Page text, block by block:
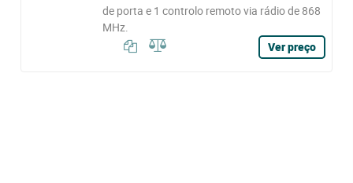
de porta e 1 controlo remoto via rádio de 868
MHz.
Ver preço